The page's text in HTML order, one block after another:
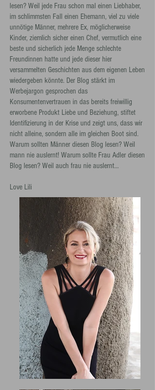
lesen? Weil jede Frau schon mal einen Liebhaber,
im schlimmsten Fall einen Ehemann, viel zu viele
unnötige Männer, mehrere Ex, möglicherweise
Kinder, ziemlich sicher einen Chef, vermutlich eine
beste und sicherlich jede Menge schlechte
Freundinnen hatte und jede dieser hier
versammelten Geschichten aus dem eigenen Leben
wiedergeben könnte. Der Blog stärkt im
Werbejargon gesprochen das
Konsumentenvertrauen in das bereits freiwillig
erworbene Produkt Liebe und Beziehung, stiftet
Identifizierung in der Krise und zeigt uns, dass wir
nicht alleine, sondern alle im gleichen Boot sind.
Warum sollten Männer diesen Blog lesen? Weil
mann nie auslernt! Warum sollte Frau Adler diesen
Blog lesen? Weil auch frau nie auslernt…
Love Lili